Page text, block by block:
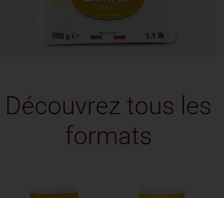
Découvrez tous les
formats